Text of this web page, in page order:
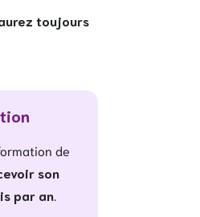
toujours
de
son
par an